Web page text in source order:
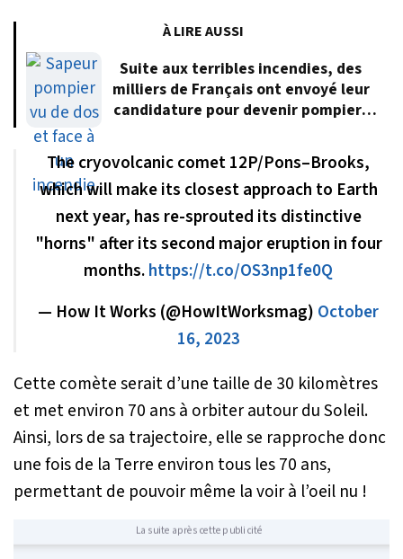
À LIRE AUSSI
Suite aux terribles incendies, des
milliers de Français ont envoyé leur
candidature pour devenir pompiers
The cryovolcanic comet 12P/Pons–Brooks,
which will make its closest approach to Earth
next year, has re-sprouted its distinctive
"horns" after its second major eruption in four
months.https://t.co/OS3np1fe0Q
— How It Works (@HowItWorksmag) October
16, 2023
Cette comète serait d’une taille de 30 kilomètres
et met environ 70 ans à orbiter autour du Soleil.
Ainsi, lors de sa trajectoire, elle se rapproche donc
une fois de la Terre environ tous les 70 ans,
permettant de pouvoir même la voir à l’oeil nu !
La suite après cette publicité